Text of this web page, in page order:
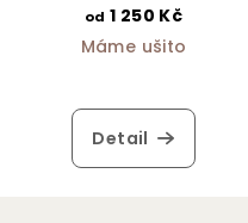
od 1 250 Kč
Máme ušito
Detail